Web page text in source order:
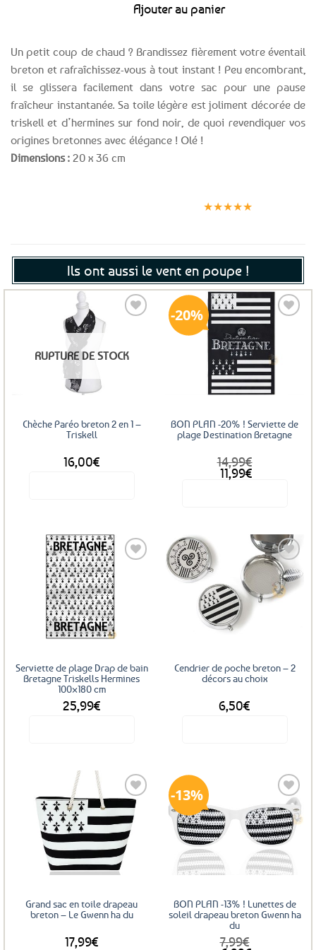
Un petit coup de chaud ? Brandissez fièrement votre éventail
breton et rafraîchissez-vous à tout instant ! Peu encombrant,
il se glissera facilement dans votre sac pour une pause
fraîcheur instantanée. Sa toile légère est joliment décorée de
triskell et d’hermines sur fond noir, de quoi revendiquer vos
origines bretonnes avec élégance ! Olé !
Dimensions : 20 x 36 cm
5,99€.
Ajouter au panier
★★★★★
Ils ont aussi le vent en poupe !
aux
RUPTURE DE STOCK
Chèche Paréo breton 2 en 1 –
Triskell
16,00€
20%
aux
BON PLAN -20% ! Serviette de
plage Destination Bretagne
14,99€
Le
prix
11,99€
Le
prix
Serviette de plage Drap de bain
Bretagne Triskells Hermines
100×180 cm
25,99€
Ajouter
Cendrier de poche breton – 2
décors au choix
6,50€
plusieurs
variations.
Les
options
peuvent
être
sur
la
Ajouter
aux
favoris
Grand sac en toile drapeau
breton – Le Gwenn ha du
17,99€
13%
Ajouter
aux
favoris
BON PLAN -13% ! Lunettes de
soleil drapeau breton Gwenn ha
du
7,99€